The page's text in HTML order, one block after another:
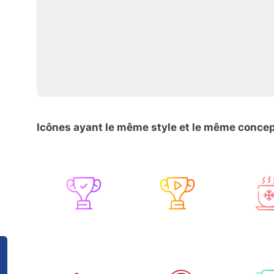
Icônes ayant le même style et le même